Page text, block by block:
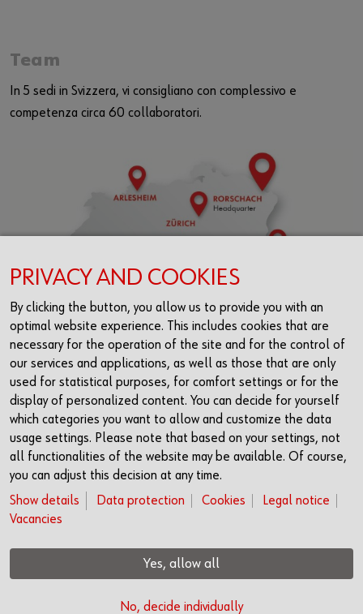
Team
In 5 sedi in Svizzera, vi consigliano con complessivo e
competenza circa 60 collaboratori.
Più informazioni
© Würth Financial Services AG
PRIVACY AND COOKIES
By clicking the button, you allow us to provide you with an
optimal website experience. This includes cookies that are
necessary for the operation of the site and for the control of
our services and applications, as well as those that are only
used for statistical purposes, for comfort settings or for the
display of personalized content. You can decide for yourself
which categories you want to allow and customize the data
usage settings. Please note that based on your settings, not
all functionalities of the website may be available. Of course,
you can adjust this decision at any time.
Show details
Data protection Cookies
Legal notice
Vacancies
Yes, allow all
No, decide individually